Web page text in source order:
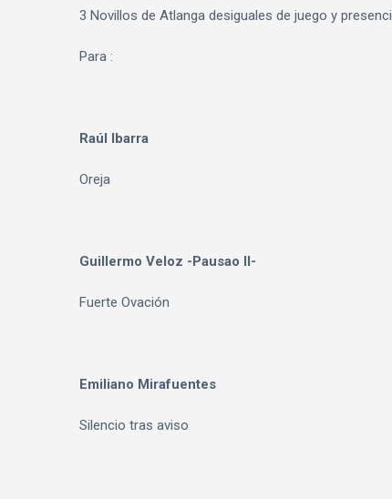
3 Novillos de Atlanga desiguales de juego y
Para :
Raúl Ibarra
Oreja
Guillermo Veloz -Pausao II-
Fuerte Ovación
Emiliano Mirafuentes
Silencio tras aviso